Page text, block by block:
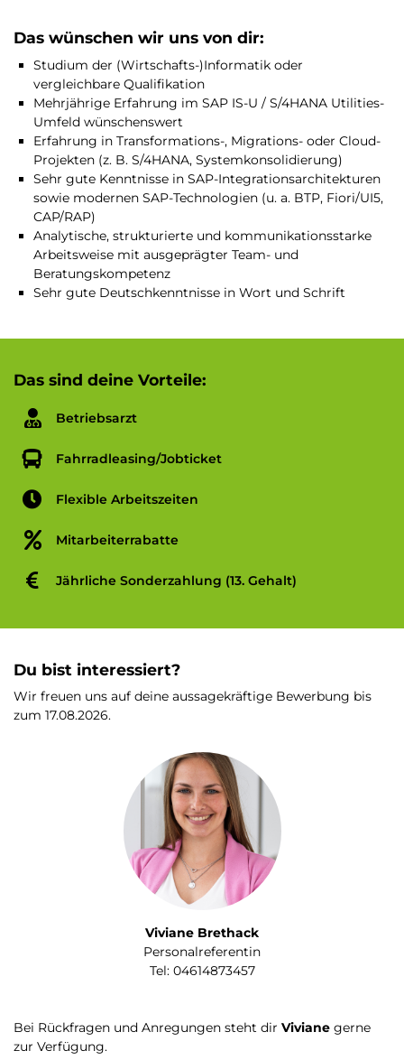
Das wünschen wir uns von dir:
Studium der (Wirtschafts-)Informatik oder
vergleichbare Qualifikation
Mehrjährige Erfahrung im SAP IS-U / S/4HANA Utilities-
Umfeld wünschenswert
Erfahrung in Transformations-, Migrations- oder Cloud-
Projekten (z. B. S/4HANA, Systemkonsolidierung)
Sehr gute Kenntnisse in SAP-Integrationsarchitekturen
sowie modernen SAP-Technologien (u. a. BTP, Fiori/UI5,
CAP/RAP)
Analytische, strukturierte und kommunikationsstarke
Arbeitsweise mit ausgeprägter Team- und
Beratungskompetenz
Sehr gute Deutschkenntnisse in Wort und Schrift
Das sind deine Vorteile:
Betriebsarzt
Fahrradleasing/Jobticket
Flexible Arbeitszeiten
Mitarbeiterrabatte
Jährliche Sonderzahlung (13. Gehalt)
Du bist interessiert?
Wir freuen uns auf deine aussagekräftige Bewerbung bis
zum 17.08.2026.
Viviane Brethack
Personalreferentin
Tel: 04614873457
Bei Rückfragen und Anregungen steht dir Viviane gerne
zur Verfügung.